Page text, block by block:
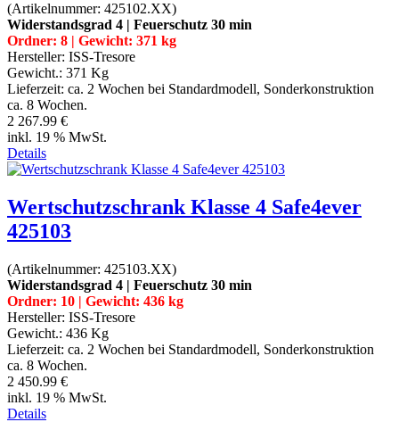
(Artikelnummer: 425102.XX)
Widerstandsgrad 4 | Feuerschutz 30 min
Ordner: 8 | Gewicht: 371 kg
Hersteller: ISS-Tresore
Gewicht.: 371 Kg
Lieferzeit: ca. 2 Wochen bei Standardmodell, Sonderkonstruktion
ca. 8 Wochen.
2 267.99 €
inkl. 19 % MwSt.
Details
Wertschutzschrank Klasse 4 Safe4ever
425103
(Artikelnummer: 425103.XX)
Widerstandsgrad 4 | Feuerschutz 30 min
Ordner: 10 | Gewicht: 436 kg
Hersteller: ISS-Tresore
Gewicht.: 436 Kg
Lieferzeit: ca. 2 Wochen bei Standardmodell, Sonderkonstruktion
ca. 8 Wochen.
2 450.99 €
inkl. 19 % MwSt.
Details